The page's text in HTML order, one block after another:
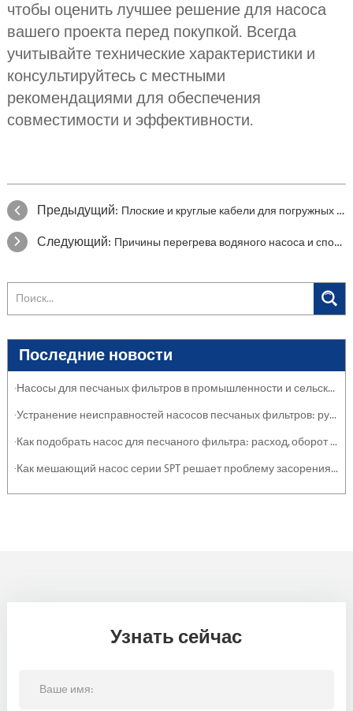
чтобы оценить лучшее решение для насоса
вашего проекта перед покупкой. Всегда
учитывайте технические характеристики и
консультируйтесь с местными
рекомендациями для обеспечения
совместимости и эффективности.
Предыдущий: Плоские и круглые кабели для погружных насосов: основные различия, плюсы и минусы
Следующий: Причины перегрева водяного насоса и способы устранения, которые вам нужно знать
Последние новости
·Насосы для песчаных фильтров в промышленности и сельском хозяйстве: защита систем
·Устранение неисправностей насосов песчаных фильтров: руководство по обслуживанию
·Как подобрать насос для песчаного фильтра: расход, оборот и эффективность
·Как мешающий насос серии SPT решает проблему засорения тяжелыми отложениями и суспензиями
Узнать сейчас